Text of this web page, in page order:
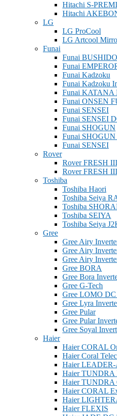
Hitachi S-
Hitachi
LG
LG ProCool
LG Artcool
Funai
Funai
Funai
Funai Kadzoku
Funai Kadzoku
Funai KATANA
Funai ONSEN
Funai SENSEI
Funai SENSEI
Funai SHOGUN
Funai SHOGUN
Funai SENSEI
Rover
Rover FRESH
Rover FRESH
Toshiba
Toshiba Haori
Toshiba Seiya
Toshiba
Toshiba SEIYA
Toshiba Seiya
Gree
Gree Airy
Gree Airy
Gree Airy
Gree BORA
Gree Bora
Gree G-Tech
Gree LOMO
Gree Lyra
Gree Pular
Gree Pular
Gree Soyal
Haier
Haier CORAL
Haier Coral
Haier
Haier TUNDRA
Haier TUNDRA
Haier CORAL
Haier
Haier FLEXIS